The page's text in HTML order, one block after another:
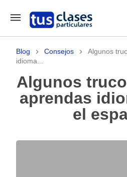
Blog Consejos
Algunos
idioma...
Algunos trucos para que
aprendas
el